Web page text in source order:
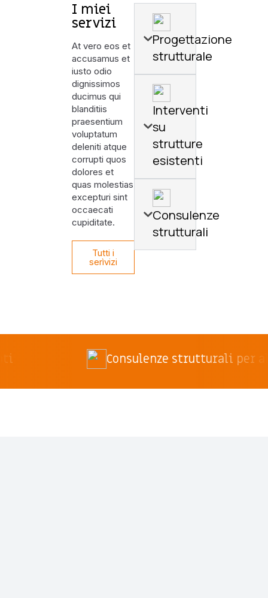
I miei
servizi
At vero eos et
accusamus et
iusto odio
dignissimos
ducimus qui
blanditiis
praesentium
voluptatum
deleniti atque
corrupti quos
dolores et
quas molestias
excepturi sint
occaecati
cupiditate.
Tutti i
serìvizi
Progettazione
strutturale
Interventi
su
strutture
esistenti
Consulenze
strutturali
Consulenze strutturali per altri